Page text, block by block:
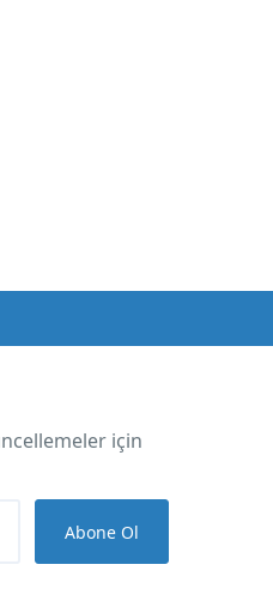
için
Abone Ol